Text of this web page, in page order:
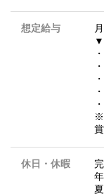
想定給与
▼
※
休日・休暇